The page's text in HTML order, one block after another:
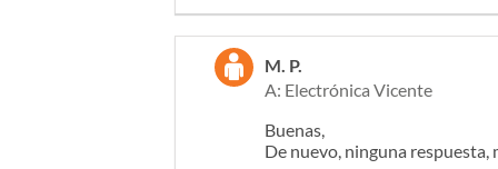
M. P.
A: Electrónica Vicente
Buenas,
De nuevo, ninguna respuesta,